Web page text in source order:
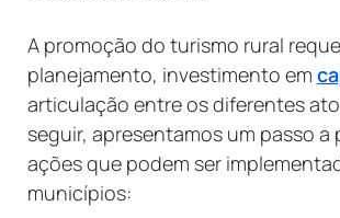
A promoção do turismo rural
planejamento, investimento em
articulação entre os diferentes
seguir, apresentamos um passo a
ações que podem ser
municípios: